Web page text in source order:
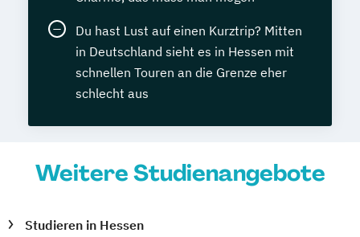
Du hast Lust auf einen Kurztrip? Mitten
in Deutschland sieht es in Hessen mit
schnellen Touren an die Grenze eher
schlecht aus
Weitere Studienangebote
Studieren in Hessen